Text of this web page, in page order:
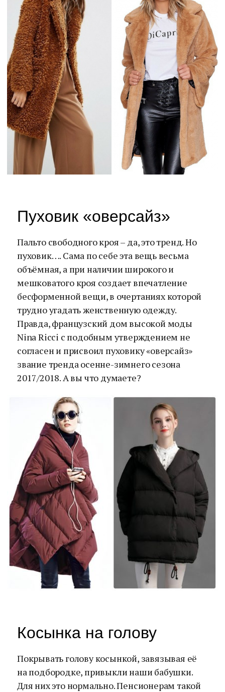
Пуховик «оверсайз»
Пальто свободного кроя – да, это тренд. Но
пуховик…. Сама по себе эта вещь весьма
объёмная, а при наличии широкого и
мешковатого кроя создает впечатление
бесформенной вещи, в очертаниях которой
трудно угадать женственную одежду.
Правда, французский дом высокой моды
Nina Ricci с подобным утверждением не
согласен и присвоил пуховику «оверсайз»
звание тренда осенне-зимнего сезона
2017/2018. А вы что думаете?
Косынка на голову
Покрывать голову косынкой, завязывая её
на подбородке, привыкли наши бабушки.
Для них это нормально. Пенсионерам такой